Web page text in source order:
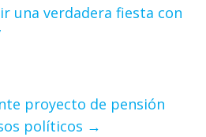
una verdadera fiesta con
proyecto de pensión
políticos →